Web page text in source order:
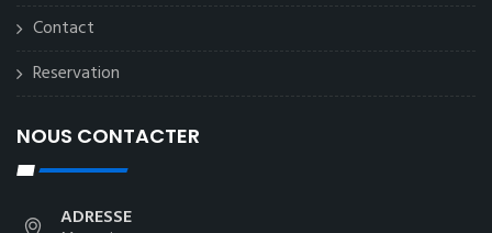
Contact
Reservation
NOUS CONTACTER
ADRESSE